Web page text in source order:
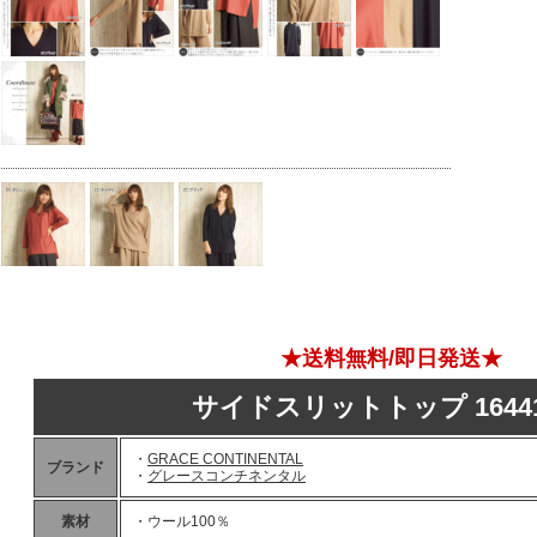
★送料無料/即日発送★
サイドスリットトップ
ブランド ・ GRACE CONTINENTAL
・ グレースコンチネンタル
素材 ・ウール100％